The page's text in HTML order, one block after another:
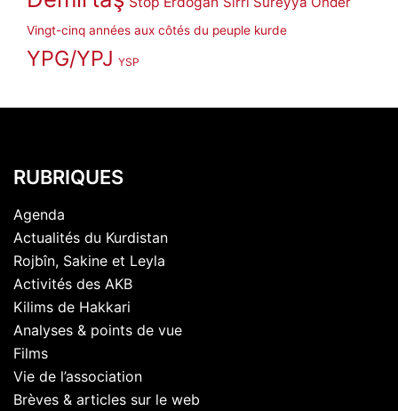
Vingt-cinq années aux côtés du peuple kurde
YPG/YPJ YSP
RUBRIQUES
Agenda
Actualités du Kurdistan
Rojbîn, Sakine et Leyla
Activités des AKB
Kilims de Hakkari
Analyses & points de vue
Films
Vie de l’association
Brèves & articles sur le web